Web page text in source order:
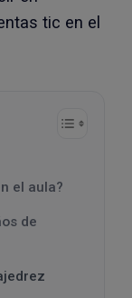
tic en el
el aula?
de